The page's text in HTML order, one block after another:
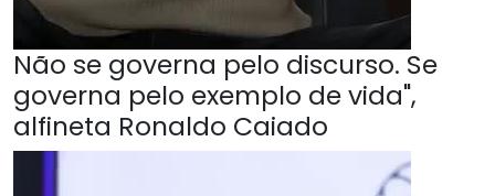
Não se governa pelo discurso. Se
governa pelo exemplo de vida",
alfineta Ronaldo Caiado